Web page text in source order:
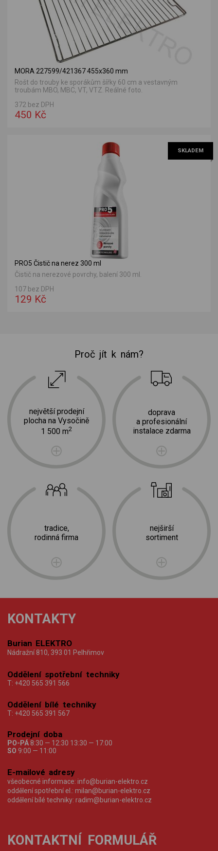
MORA 227599/421367 455x360 mm
Rošt do trouby ke sporákům šířky 60 cm a vestavným
troubám MBO, MBC, VT, VTZ. Reálné foto.
372 bez DPH
450 Kč
SKLADEM
PRO5 Čistič na nerez 300 ml
Čistič na nerezové povrchy, balení 300 ml.
107 bez DPH
129 Kč
Proč jít k nám?
největší prodejní
plocha na Vysočině
1 500 m2
tradice,
rodinná firma
doprava
a profesionální
instalace zdarma
nejširší
sortiment
KONTAKTY
Burian ELEKTRO
Nádražní 810, 393 01 Pelhřimov
Oddělení spotřební techniky
T: +420 565 391 566
Oddělení bílé techniky
T: +420 565 391 567
Prodejní doba
PO-PÁ 8:30 — 12:30 13:30 — 17:00
SO 9:00 — 11:00
E-mailové adresy
všeobecné informace: info@burian-elektro.cz
oddělení spotřební el.: milan@burian-elektro.cz
oddělení bílé techniky: radim@burian-elektro.cz
KONTAKTNÍ FORMULÁŘ